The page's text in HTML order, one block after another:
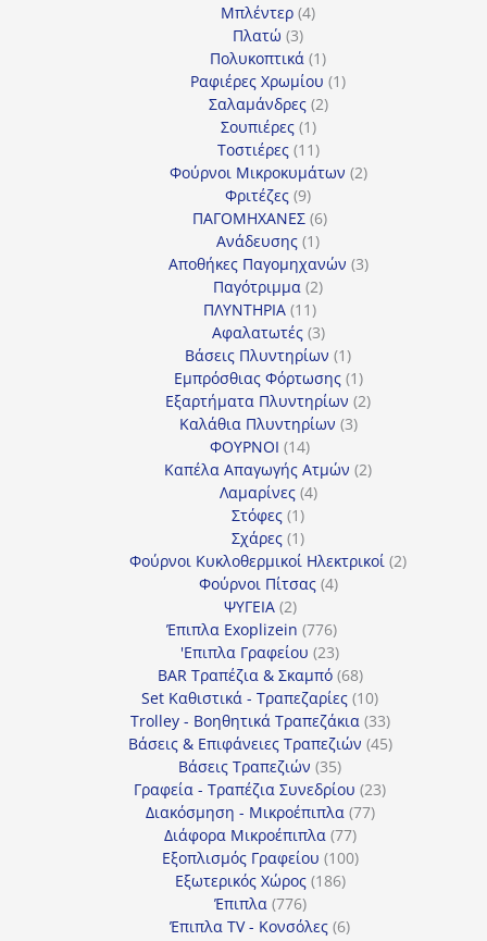
Μπλέντερ 44
Πλατώ 33
προϊόντα
Πολυκοπτικά 11
προϊόν
Ραφιέρες Χρωμίου 11
Σαλαμάνδρες 22
Σουπιέρες 11
προϊόν
Τοστιέρες 1111
προϊόντα
Φούρνοι Μικροκυμάτων 22
Φριτέζες 99
προϊόντα
ΠΑΓΟΜΗΧΑΝΕΣ 66
Ανάδευσης 11
προϊόν
Αποθήκες Παγομηχανών 33
Παγότριμμα 22
ΠΛΥΝΤΗΡΙΑ 1111
προϊόντα
Αφαλατωτές 33
προϊόντα
Βάσεις Πλυντηρίων 11
προϊόν
Εμπρόσθιας Φόρτωσης 11
προϊόν
Εξαρτήματα Πλυντηρίων 22
Καλάθια Πλυντηρίων 33
ΦΟΥΡΝΟΙ 1414
προϊόντα
Καπέλα Απαγωγής Ατμών 22
Λαμαρίνες 44
Στόφες 11
προϊόν
Σχάρες 11
προϊόν
Φούρνοι Κυκλοθερμικοί Ηλεκτρικοί 22
Φούρνοι Πίτσας 44
ΨΥΓΕΙΑ 22
προϊόντα
Έπιπλα Exoplizein 776776
προϊόντα
'Επιπλα Γραφείου 2323
προϊόντα
BAR Τραπέζια & Σκαμπό 6868
προϊόντα
Set Καθιστικά - Τραπεζαρίες 1010
προϊόντα
Trolley - Βοηθητικά Τραπεζάκια 3333
προϊόντα
Βάσεις & Επιφάνειες Τραπεζιών 4545
Βάσεις Τραπεζιών 3535
προϊόντα
Γραφεία - Τραπέζια Συνεδρίου 2323
Διακόσμηση - Μικροέπιπλα 7777
Διάφορα Μικροέπιπλα 7777
προϊόντα
Εξοπλισμός Γραφείου 100100
Εξωτερικός Χώρος 186186
Έπιπλα 776776
προϊόντα
Έπιπλα TV - Κονσόλες 66